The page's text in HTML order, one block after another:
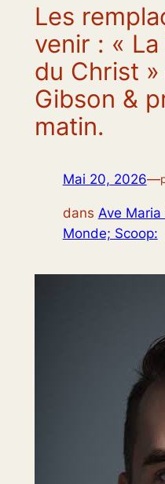
Les
venir : «
du Christ
Gibson &
matin.
Mai 20, 2026—
dans Ave Maria
Monde; Scoop: